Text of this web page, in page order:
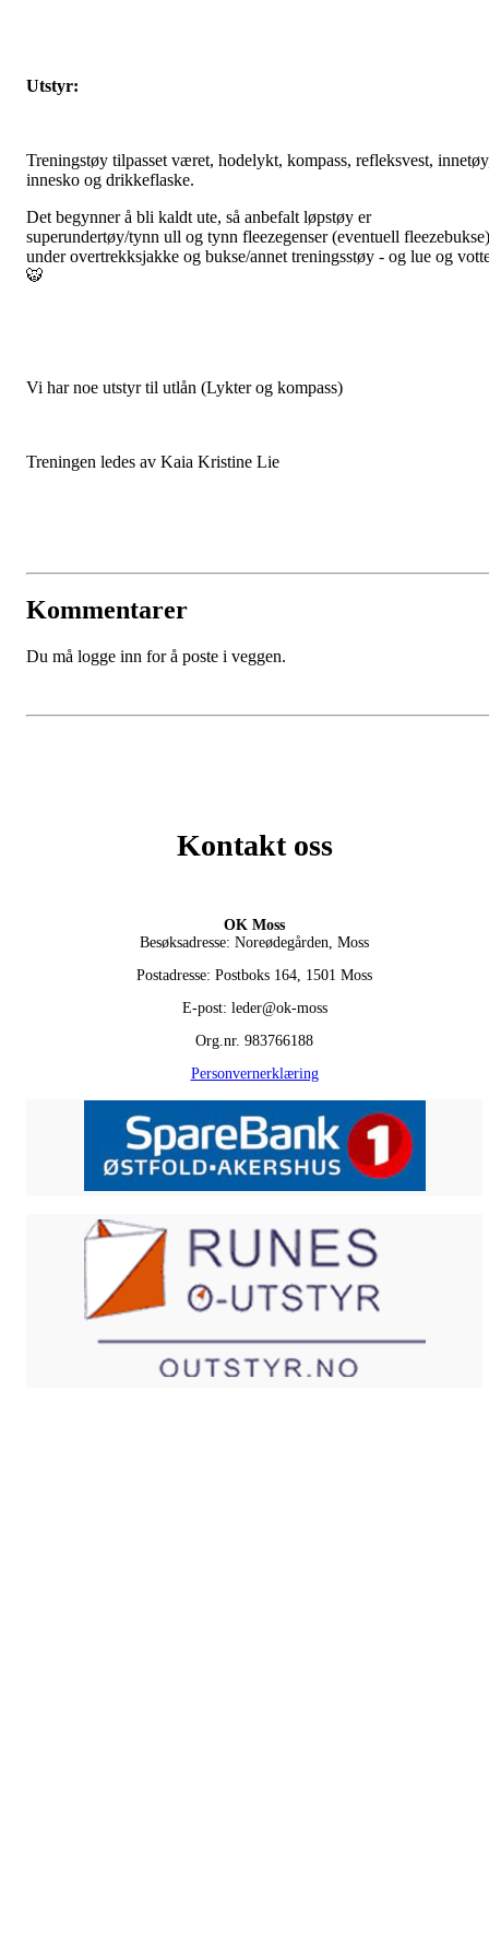
Utstyr:
Treningstøy tilpasset været, hodelykt, kompass, refleksvest,
innesko og drikkeflaske.
Det begynner å bli kaldt ute, så anbefalt løpstøy er
superundertøy/tynn ull og tynn fleezegenser (eventuell fleezebukse)
under overtrekksjakke og bukse/annet treningsstøy - og lue og
🐯
Vi har noe utstyr til utlån (Lykter og kompass)
Treningen ledes av Kaia Kristine Lie
Kommentarer
Du må logge inn for å poste i veggen.
Kontakt oss
OK Moss
Besøksadresse: Noreødegården, Moss
Postadresse: Postboks 164, 1501 Moss
E-post: leder@ok-moss
Org.nr. 983766188
Personvernerklæring